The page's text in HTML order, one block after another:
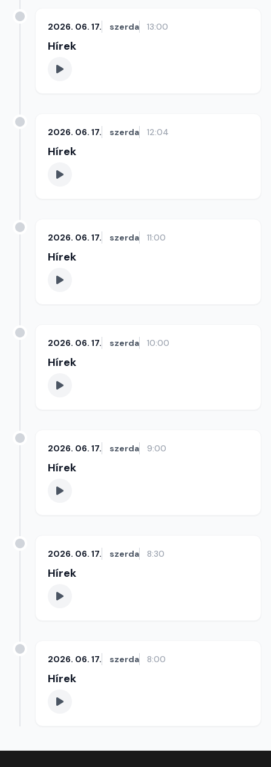
2026. 06. 17. szerda 13:00
Hírek
2026. 06. 17. szerda 12:04
Hírek
2026. 06. 17. szerda 11:00
Hírek
2026. 06. 17. szerda 10:00
Hírek
2026. 06. 17. szerda 9:00
Hírek
2026. 06. 17. szerda 8:30
Hírek
2026. 06. 17. szerda 8:00
Hírek